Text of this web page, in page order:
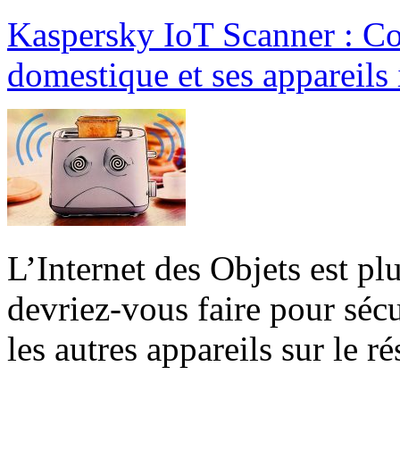
Kaspersky IoT Scanner :
domestique et ses
L’Internet des Objets est
devriez-vous faire pour
les autres appareils sur le